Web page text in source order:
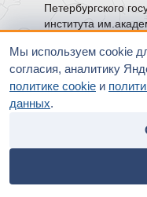
Мы используем cookie
согласия, аналитику
политике cookie и
данных.
Петербургского
института
СПб Медицинской
образования по
КУРСЫ ПОВЫШЕНИЯ
медицинская
2019 г. -